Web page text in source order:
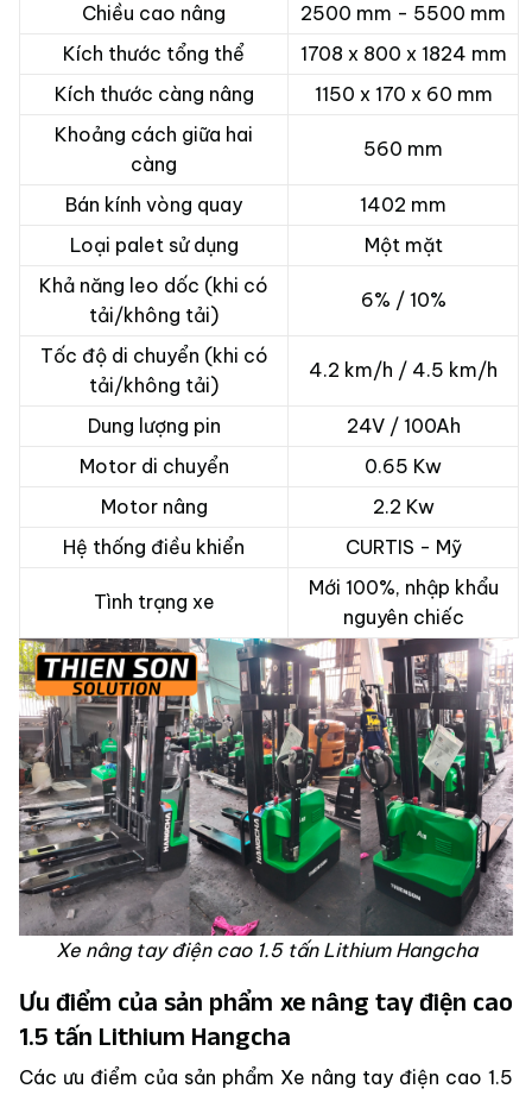
Chiều cao nâng
2500 mm - 5500 mm
Kích thước tổng thể
1708 x 800 x 1824 mm
Kích thước càng nâng
1150 x 170 x 60 mm
Khoảng cách giữa hai
càng
560 mm
Bán kính vòng quay
1402 mm
Loại palet sử dụng
Một mặt
Khả năng leo dốc (khi có
tải/không tải)
6% / 10%
Tốc độ di chuyển (khi có
tải/không tải)
4.2 km/h / 4.5 km/h
Dung lượng pin
24V / 100Ah
Motor di chuyển
0.65 Kw
Motor nâng
2.2 Kw
Hệ thống điều khiển
CURTIS - Mỹ
Tình trạng xe
Mới 100%, nhập khẩu
nguyên chiếc
Xe nâng tay điện cao 1.5 tấn Lithium Hangcha
Ưu điểm của sản phẩm xe nâng tay điện cao
1.5 tấn Lithium Hangcha
Các ưu điểm của sản phẩm Xe nâng tay điện cao 1.5